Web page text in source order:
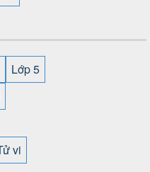
Lớp 5
vi